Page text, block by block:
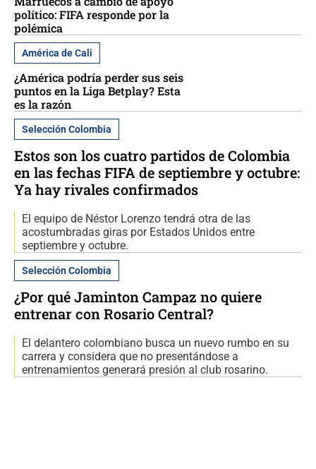
político: FIFA responde por la
polémica
América de Cali
¿América podría perder sus seis
puntos en la Liga Betplay? Esta
es la razón
Selección Colombia
Estos son los cuatro partidos de Colombia
en las fechas FIFA de septiembre y octubre:
Ya hay rivales confirmados
El equipo de Néstor Lorenzo tendrá otra de las
acostumbradas giras por Estados Unidos entre
septiembre y octubre.
Selección Colombia
¿Por qué Jaminton Campaz no quiere
entrenar con Rosario Central?
El delantero colombiano busca un nuevo rumbo en su
carrera y considera que no presentándose a
entrenamientos generará presión al club rosarino.